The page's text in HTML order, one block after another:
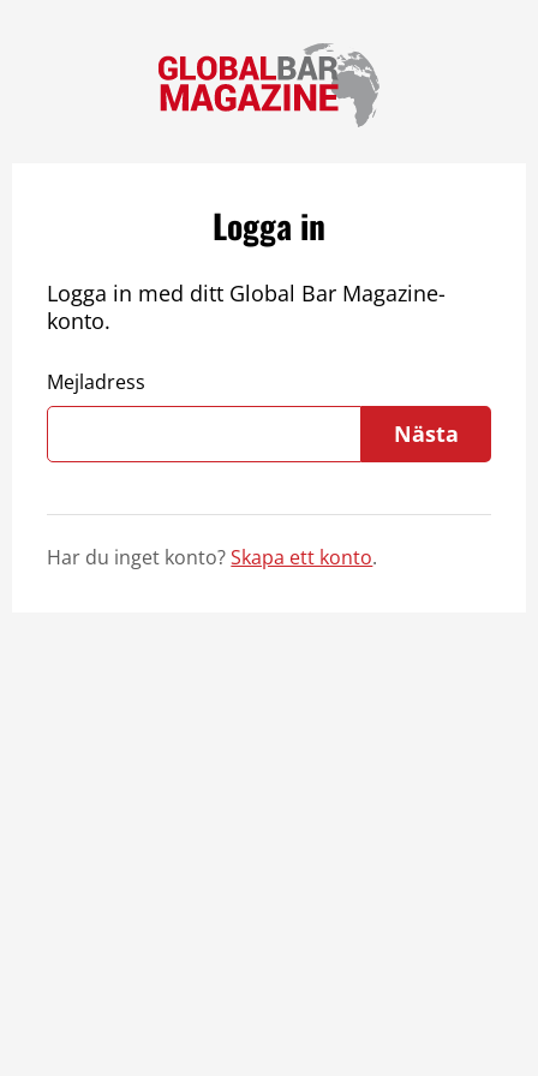
Logga in
Logga in med ditt Global Bar Magazine-
konto.
Mejladress
Nästa
Har du inget konto?Skapa ett konto.